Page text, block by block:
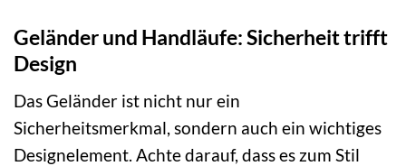
Geländer und Handläufe: Sicherheit trifft
Design
Das Geländer ist nicht nur ein
Sicherheitsmerkmal, sondern auch ein wichtiges
Designelement. Achte darauf, dass es zum Stil